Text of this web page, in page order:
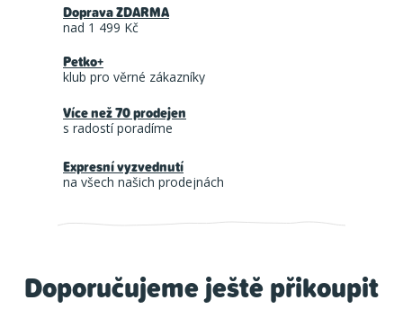
Doporučujeme ještě přikoupit
Doprava ZDARMA
nad 1 499 Kč
Petko+
klub pro věrné zákazníky
Více než 70 prodejen
s radostí poradíme
Expresní vyzvednutí
na všech našich prodejnách